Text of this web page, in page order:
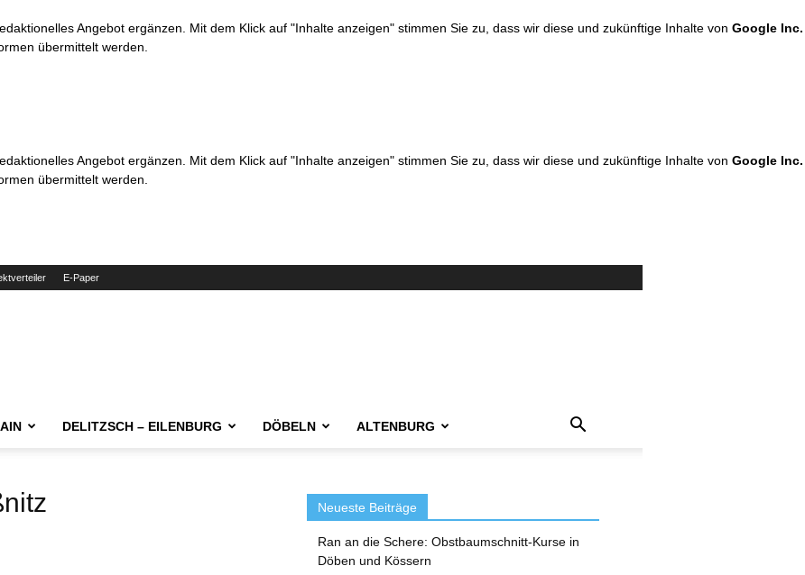
Angebot ergänzen. Mit dem Klick auf "Inhalte anzeigen" stimmen Sie zu, dass wir diese und zukünftige Inhalte von Google Inc.
übermittelt werden.
Angebot ergänzen. Mit dem Klick auf "Inhalte anzeigen" stimmen Sie zu, dass wir diese und zukünftige Inhalte von Google Inc.
übermittelt werden.
E-Paper
DELITZSCH – EILENBURG DÖBELN ALTENBURG
Neueste Beiträge
Ran an die Schere: Obstbaumschnitt-Kurse in
Döben und Kössern